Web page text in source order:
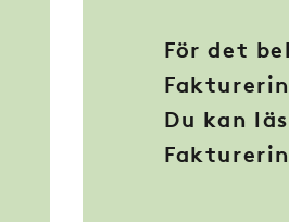
För det
Du kan